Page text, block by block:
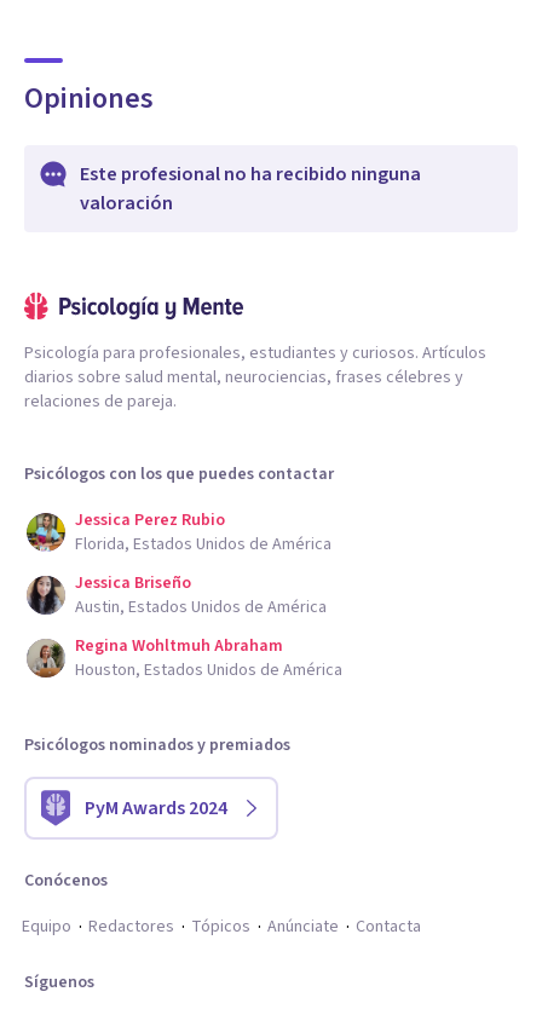
Opiniones
Este profesional no ha recibido ninguna
valoración
Psicología para profesionales, estudiantes y curiosos. Artículos
diarios sobre salud mental, neurociencias, frases célebres y
relaciones de pareja.
Psicólogos con los que puedes contactar
Jessica Perez Rubio
Florida, Estados Unidos de América
Jessica Briseño
Austin, Estados Unidos de América
Regina Wohltmuh Abraham
Houston, Estados Unidos de América
Psicólogos nominados y premiados
PyM Awards 2024
Conócenos
Equipo
Redactores Tópicos Anúnciate Contacta
Síguenos